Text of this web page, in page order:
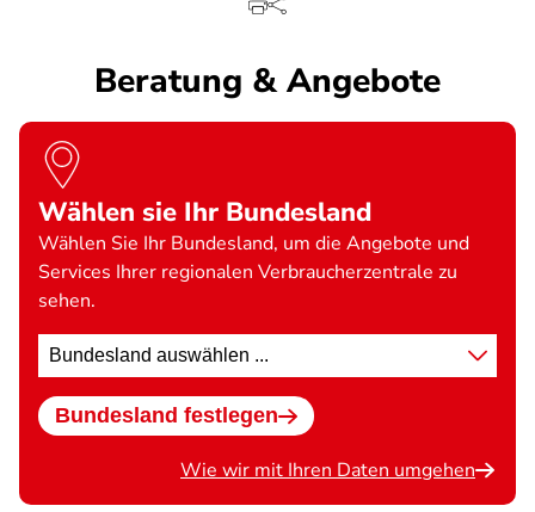
Beratung & Angebote
Wählen sie Ihr Bundesland
Wählen Sie Ihr Bundesland, um die Angebote und
Services Ihrer regionalen Verbraucherzentrale zu
sehen.
Standort
wählen
Bundesland festlegen
Wie wir mit Ihren Daten umgehen